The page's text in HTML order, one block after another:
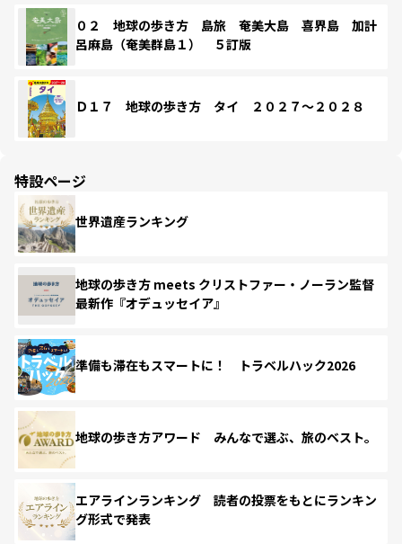
０２ 地球の歩き方 島旅 奄美大島 喜界島 加計
呂麻島（奄美群島１） ５訂版
Ｄ１７ 地球の歩き方 タイ ２０２７～２０２８
特設ページ
世界遺産ランキング
地球の歩き方 meets クリストファー・ノーラン監督
最新作『オデュッセイア』
準備も滞在もスマートに！ トラベルハック2026
地球の歩き方アワード みんなで選ぶ、旅のベスト。
エアラインランキング 読者の投票をもとにランキン
グ形式で発表